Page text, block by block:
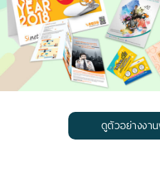
ดูตัวอย่างงา